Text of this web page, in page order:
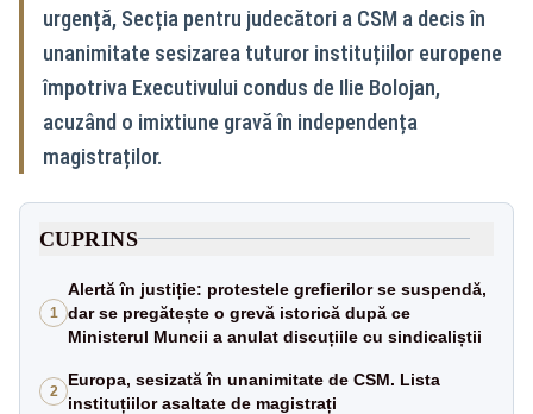
urgență, Secția pentru judecători a CSM a decis în
unanimitate sesizarea tuturor instituțiilor europene
împotriva Executivului condus de Ilie Bolojan,
acuzând o imixtiune gravă în independența
magistraților.
CUPRINS
1
Alertă în justiție: protestele grefierilor se suspendă,
dar se pregătește o grevă istorică după ce
Ministerul Muncii a anulat discuțiile cu sindicaliștii
2
Europa, sesizată în unanimitate de CSM. Lista
instituțiilor asaltate de magistrați